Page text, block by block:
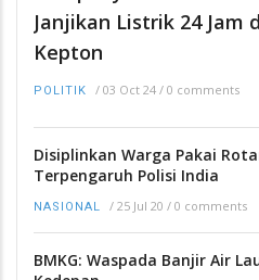
Janjikan Listrik 24 Jam
Kepton
POLITIK / 03 Oct 24 / 0 comments
Disiplinkan Warga Pakai
Terpengaruh Polisi India
NASIONAL / 25 Jul 20 / 0 comments
BMKG: Waspada Banjir Air